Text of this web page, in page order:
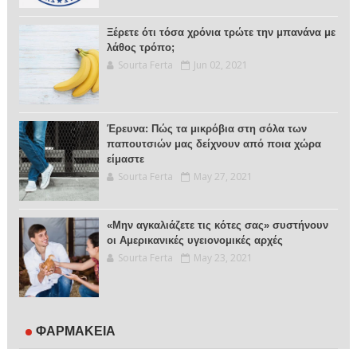
Ξέρετε ότι τόσα χρόνια τρώτε την μπανάνα με
λάθος τρόπο;
Sourta Ferta Jun 02, 2021
Έρευνα: Πώς τα μικρόβια στη σόλα των
παπουτσιών μας δείχνουν από ποια χώρα
είμαστε
Sourta Ferta May 27, 2021
«Μην αγκαλιάζετε τις κότες σας» συστήνουν
οι Αμερικανικές υγειονομικές αρχές
Sourta Ferta May 23, 2021
ΦΑΡΜΑΚΕΙΑ